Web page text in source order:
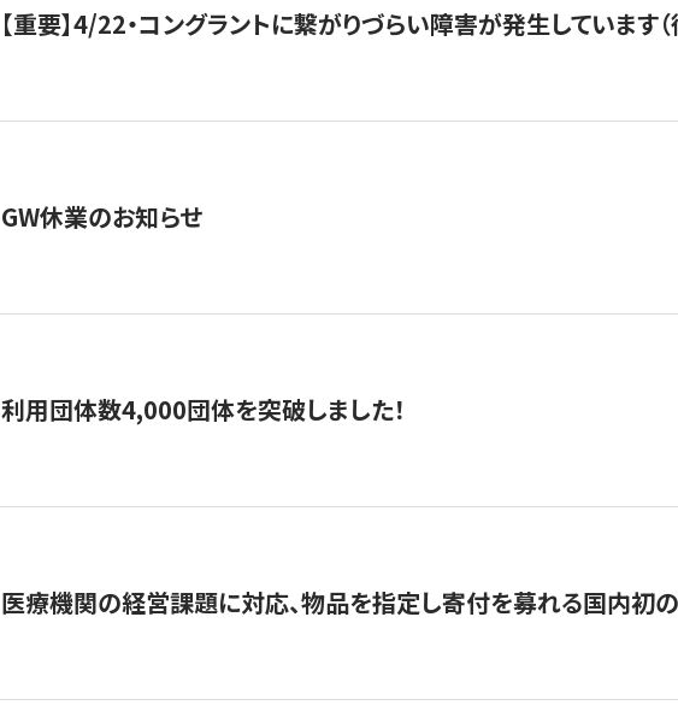
【重要】4/22・コングラントに繋がりづらい障害が発生しています（
GW休業のお知らせ
利用団体数4,000団体を突破しました！
医療機関の経営課題に対応、物品を指定し寄付を募れる国内初の